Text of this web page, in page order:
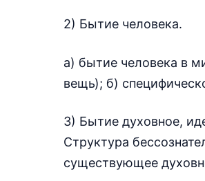
2) Бытие человека.
а) бытие человека в
вещь); б)
3) Бытие духовное,
Структура
существующее